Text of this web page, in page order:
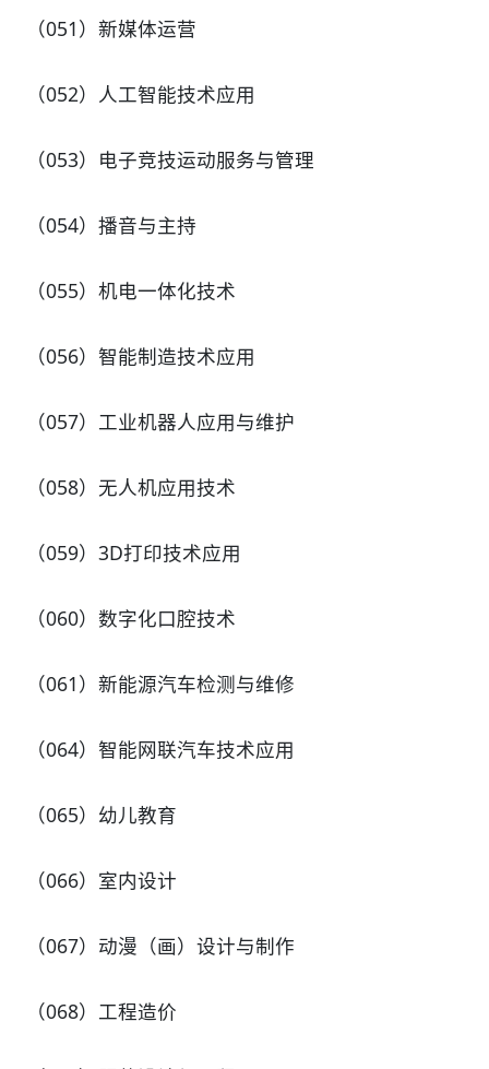
（051）新媒体运营
（052）人工智能技术应用
（053）电子竞技运动服务与管理
（054）播音与主持
（055）机电一体化技术
（056）智能制造技术应用
（057）工业机器人应用与维护
（058）无人机应用技术
（059）3D打印技术应用
（060）数字化口腔技术
（061）新能源汽车检测与维修
（064）智能网联汽车技术应用
（065）幼儿教育
（066）室内设计
（067）动漫（画）设计与制作
（068）工程造价